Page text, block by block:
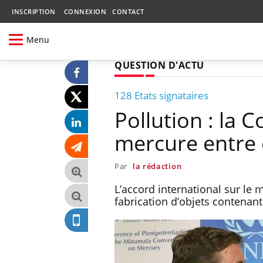
INSCRIPTION CONNEXION CONTACT
Menu
QUESTION D'ACTU
128 Etats signataires
Pollution : la
mercure entre
Par la rédaction
L’accord international sur le
fabrication d’objets